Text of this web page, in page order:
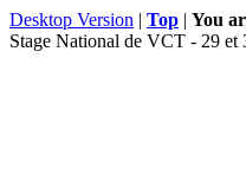
Desktop Version | Top | You
Stage National de VCT - 29 et